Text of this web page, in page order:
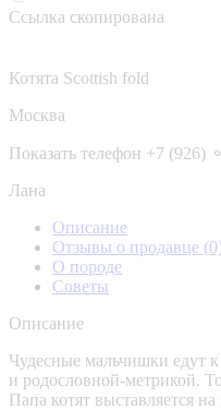
Ссылка скопирована
Котята Scottish fold
Москва
Показать телефон +7
Лана
Описание
Отзывы о продавце
О породе
Советы
Описание
Чудесные мальчишки едут
и родословной-метрикой.
Папа котят выставляется на